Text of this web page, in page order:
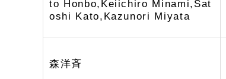
to Honbo,Keiichiro Minami,Sat
oshi Kato,Kazunori Miyata
森洋斉